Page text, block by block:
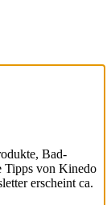
Bad-
Tipps von Kinedo
erscheint ca.